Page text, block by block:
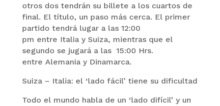
otros dos tendrán su billete a los cuartos de
final. El título, un paso más cerca. El primer
partido tendrá lugar a las 12:00
pm entre Italia y Suiza, mientras que el
segundo se jugará a las 15:00 Hrs.
entre Alemania y Dinamarca.
Suiza – Italia: el ‘lado fácil’ tiene su dificultad
Todo el mundo habla de un ‘lado difícil’ y un